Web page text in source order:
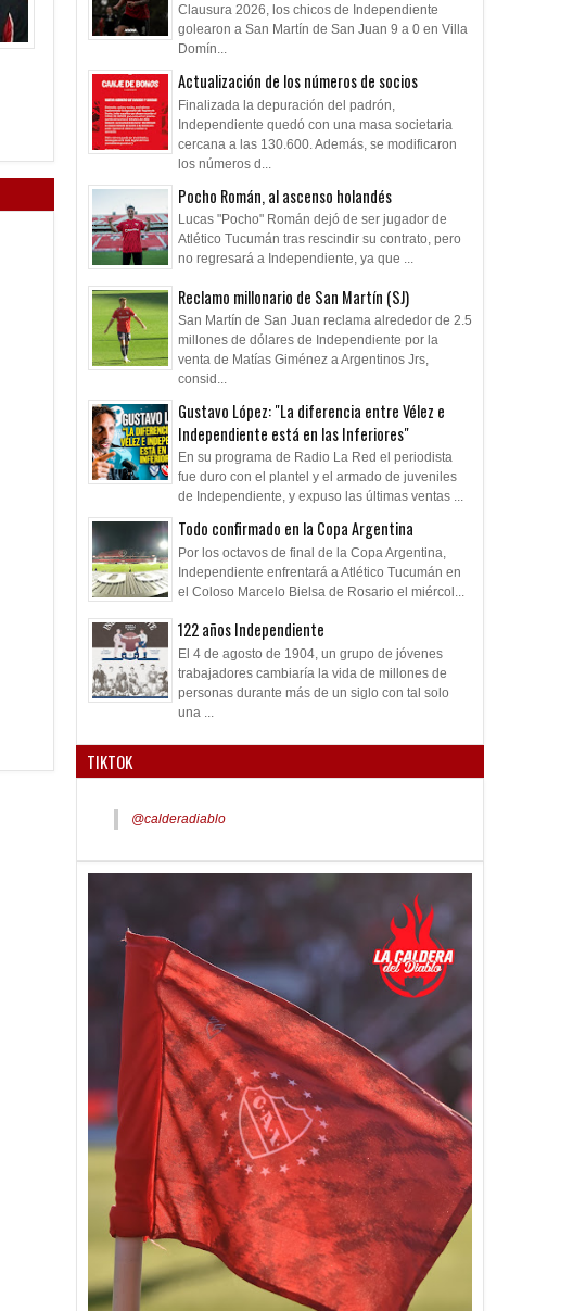
Seoane: "Prefiero dejar la
gestión y que venga gente
Aug
2026
Argentina
05
Aug
2026
Clausura 2026, los chicos de Independiente
golearon a San Martín de San Juan 9 a 0 en Villa
Domín...
Actualización de los números de socios
Finalizada la depuración del padrón,
Independiente quedó con una masa societaria
cercana a las 130.600. Además, se modificaron
los números d...
Pocho Román, al ascenso holandés
Lucas "Pocho" Román dejó de ser jugador de
Atlético Tucumán tras rescindir su contrato, pero
no regresará a Independiente, ya que ...
Reclamo millonario de San Martín (SJ)
San Martín de San Juan reclama alrededor de 2.5
millones de dólares de Independiente por la
venta de Matías Giménez a Argentinos Jrs,
consid...
Gustavo López: "La diferencia entre Vélez e
Independiente está en las Inferiores"
En su programa de Radio La Red el periodista
fue duro con el plantel y el armado de juveniles
de Independiente, y expuso las últimas ventas ...
Todo confirmado en la Copa Argentina
Por los octavos de final de la Copa Argentina,
Independiente enfrentará a Atlético Tucumán en
el Coloso Marcelo Bielsa de Rosario el miércol...
122 años Independiente
El 4 de agosto de 1904, un grupo de jóvenes
trabajadores cambiaría la vida de millones de
personas durante más de un siglo con tal solo
una ...
TIKTOK
@calderadiablo